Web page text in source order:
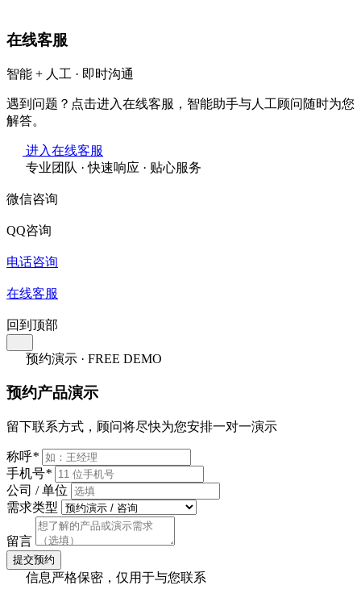
在线客服
智能 + 人工 · 即时沟通
遇到问题？点击进入在线客服，智能助手与人工顾问随时为您
解答。
进入在线客服
专业团队 · 快速响应 · 贴心服务
微信咨询
QQ咨询
电话咨询
在线客服
回到顶部
预约演示 · FREE DEMO
预约产品演示
留下联系方式，顾问将尽快为您安排一对一演示
称呼*
手机号*
公司 / 单位
需求类型
留言
提交预约
信息严格保密，仅用于与您联系